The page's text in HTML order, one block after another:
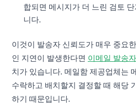
합되면 메시지가 더 느린 검토
니다.
이것이 발송자 신뢰도가 매우 중요
인 지연이 발생한다면 이메일 발송
치가 있습니다. 메일함 제공업체는
수락하고 배치할지 결정할 때 해당
하기 때문입니다.